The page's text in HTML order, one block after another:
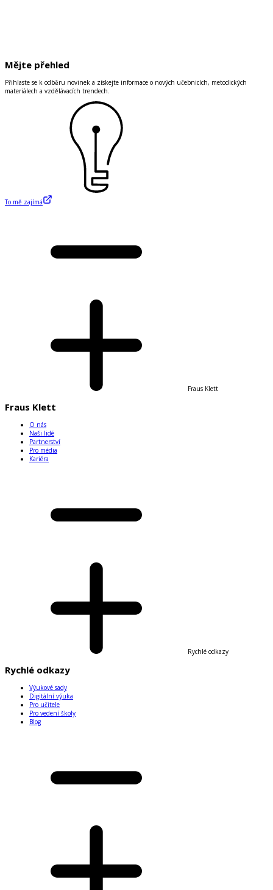
Mějte přehled
Přihlaste se k odběru novinek a získejte informace o nových učebnicích, metodických
materiálech a vzdělávacích trendech.
To mě zajímá
Fraus Klett
Fraus Klett
O nás
Naši lidé
Partnerství
Pro média
Kariéra
Rychlé odkazy
Rychlé odkazy
Výukové sady
Digitální výuka
Pro učitele
Pro vedení školy
Blog